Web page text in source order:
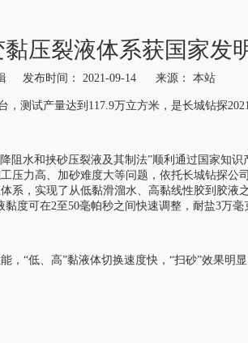
压裂液体系获国家发
发布时间： 2021-09-14 来源： 本站
测试产量达到117.9万立方米，是长城钻探
阻水和挟砂压裂液及其制法”顺利通过国家知
压力高、加砂难度大等问题，依托长城钻探公
系，实现了从低黏滑溜水、高黏线性胶到胶液
度可在2至50毫帕秒之间快速调整，耐盐3万
“低、高”黏液体切换速度快，“扫砂”效果明